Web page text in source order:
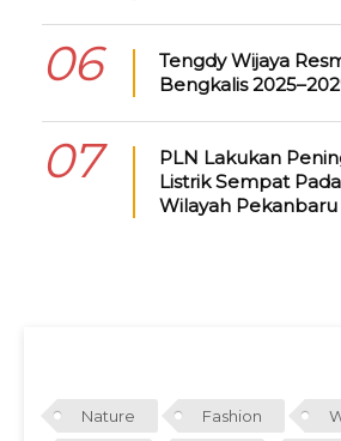
06
Tengdy Wijaya
Bengkalis
07
PLN Lakukan
Listrik Sempat
Wilayah Pekanbaru
Nature Fashion